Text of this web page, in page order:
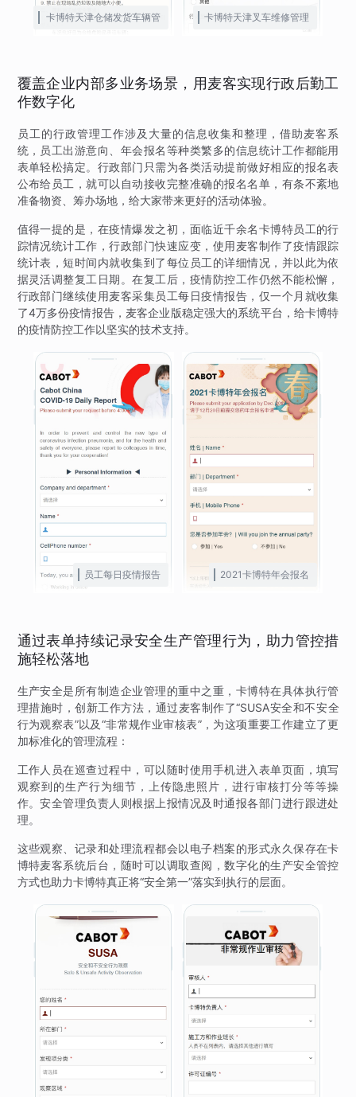
卡博特天津仓储发货车辆管
卡博特天津叉车维修管理
覆盖企业内部多业务场景，用麦客实现行政后勤工
作数字化
员工的行政管理工作涉及大量的信息收集和整理，借助麦客系
统，员工出游意向、年会报名等种类繁多的信息统计工作都能用
表单轻松搞定。行政部门只需为各类活动提前做好相应的报名表
公布给员工，就可以自动接收完整准确的报名名单，有条不紊地
准备物资、筹办场地，给大家带来更好的活动体验。
值得一提的是，在疫情爆发之初，面临近千余名卡博特员工的行
踪情况统计工作，行政部门快速应变，使用麦客制作了疫情跟踪
统计表，短时间内就收集到了每位员工的详细情况，并以此为依
据灵活调整复工日期。在复工后，疫情防控工作仍然不能松懈，
行政部门继续使用麦客采集员工每日疫情报告，仅一个月就收集
了4万多份疫情报告，麦客企业版稳定强大的系统平台，给卡博特
的疫情防控工作以坚实的技术支持。
员工每日疫情报告 2021卡博特年会报名
通过表单持续记录安全生产管理行为，助力管控措
施轻松落地
生产安全是所有制造企业管理的重中之重，卡博特在具体执行管
理措施时，创新工作方法，通过麦客制作了“SUSA安全和不安全
行为观察表”以及“非常规作业审核表”，为这项重要工作建立了更
加标准化的管理流程：
工作人员在巡查过程中，可以随时使用手机进入表单页面，填写
观察到的生产行为细节，上传隐患照片，进行审核打分等等操
作。安全管理负责人则根据上报情况及时通报各部门进行跟进处
理。
这些观察、记录和处理流程都会以电子档案的形式永久保存在卡
博特麦客系统后台，随时可以调取查阅，数字化的生产安全管控
方式也助力卡博特真正将“安全第一”落实到执行的层面。